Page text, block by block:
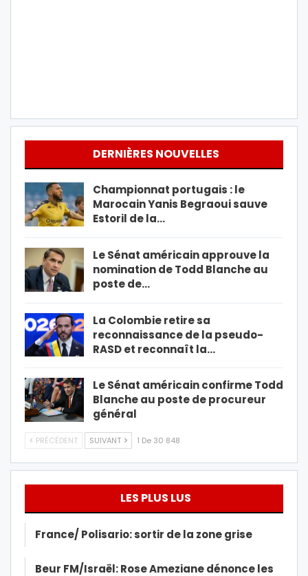
DERNIÈRES NOUVELLES
Championnat portugais : le
Marocain Yanis Begraoui sauve
Estoril de la…
Le Sénat américain approuve la
nomination de Todd Blanche au
poste de…
La Colombie retire sa
reconnaissance de la pseudo-
RASD et reconnaît la…
Le Sénat américain confirme Todd
Blanche au poste de procureur
général
PRÉCÉDENT SUIVANT 1 De 30 848
LES PLUS LUS
France/ Polisario: sortir de la zone grise
Beur FM/Israël: Rose Ameziane dénonce les